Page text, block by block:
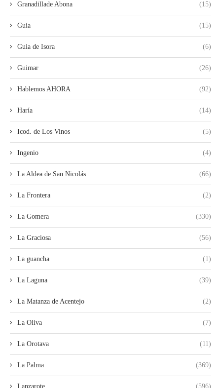
Granadillade Abona (15)
Guia (15)
Guia de Isora (6)
Guimar (26)
Hablemos AHORA (92)
Haría (14)
Icod. de Los Vinos (5)
Ingenio (4)
La Aldea de San Nicolás (66)
La Frontera (2)
La Gomera (330)
La Graciosa (56)
La guancha (1)
La Laguna (39)
La Matanza de Acentejo (2)
La Oliva (7)
La Orotava (11)
La Palma (369)
Lanzarote (596)